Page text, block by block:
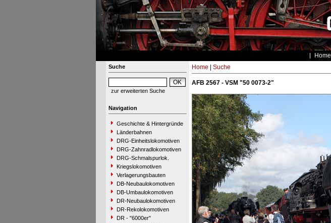
Home
Suche
zur erweiterten Suche
Navigation
Geschichte & Hintergründe
Länderbahnen
DRG-Einheitslokomotiven
DRG-Zahnradlokomotiven
DRG-Schmalspurlok.
Kriegslokomotiven
Verlagerungsbauten
DB-Neubaulokomotiven
DB-Umbaulokomotiven
DR-Neubaulokomotiven
DR-Rekolokomotiven
DR - "6000er"
Home Suche
AFB 2567 - VSM "50 0073-2"